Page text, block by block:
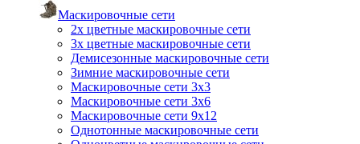
Маскировочные сети
2х цветные маскировочные сети
3х цветные маскировочные сети
Демисезонные маскировочные сети
Зимние маскировочные сети
Маскировочные сети 3х3
Маскировочные сети 3х6
Маскировочные сети 9х12
Однотонные маскировочные сети